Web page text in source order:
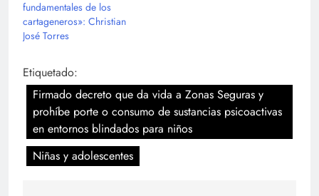
fundamentales de los
cartageneros»: Christian
José Torres
Etiquetado:
Firmado decreto que da vida a Zonas Seguras y
prohíbe porte o consumo de sustancias psicoactivas
en entornos blindados para niños
Niñas y adolescentes